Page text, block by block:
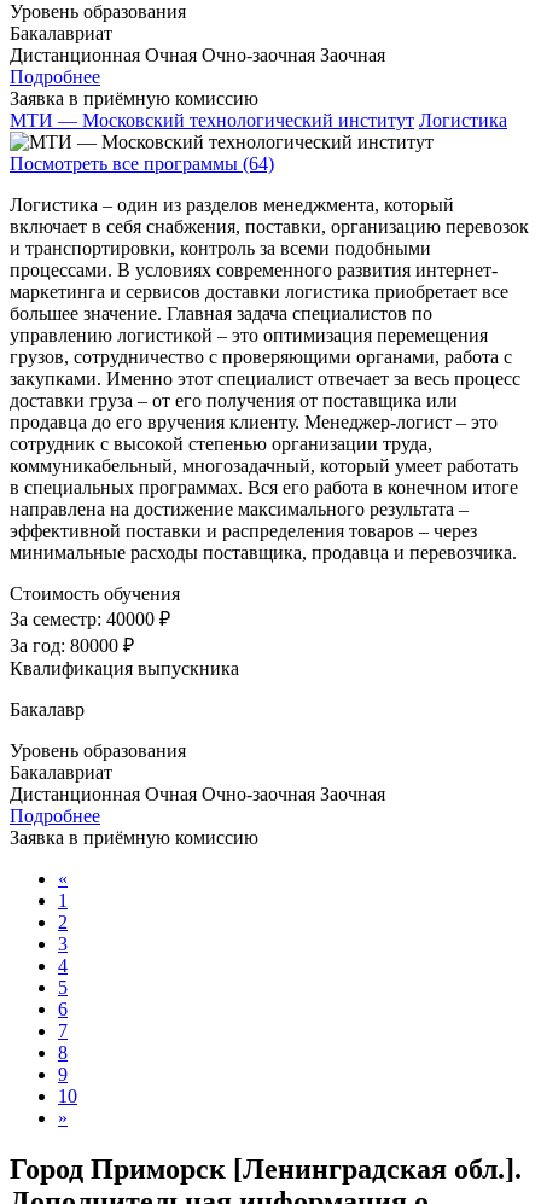
Уровень образования
Бакалавриат
Дистанционная Очная Очно-заочная Заочная
Подробнее
Заявка в приёмную комиссию
МТИ — Московский технологический институт Логистика
Посмотреть все программы (64)
Логистика – один из разделов менеджмента, который
включает в себя снабжения, поставки, организацию перевозок
и транспортировки, контроль за всеми подобными
процессами. В условиях современного развития интернет-
маркетинга и сервисов доставки логистика приобретает все
большее значение. Главная задача специалистов по
управлению логистикой – это оптимизация перемещения
грузов, сотрудничество с проверяющими органами, работа с
закупками. Именно этот специалист отвечает за весь процесс
доставки груза – от его получения от поставщика или
продавца до его вручения клиенту. Менеджер-логист – это
сотрудник с высокой степенью организации труда,
коммуникабельный, многозадачный, который умеет работать
в специальных программах. Вся его работа в конечном итоге
направлена на достижение максимального результата –
эффективной поставки и распределения товаров – через
минимальные расходы поставщика, продавца и перевозчика.
Стоимость обучения
За семестр: 40000 ₽
За год: 80000 ₽
Квалификация выпускника
Бакалавр
Уровень образования
Бакалавриат
Дистанционная Очная Очно-заочная Заочная
Подробнее
Заявка в приёмную комиссию
«
1
2
3
4
5
6
7
8
9
10
»
Город Приморск [Ленинградская обл.].